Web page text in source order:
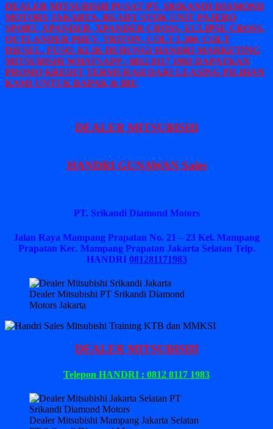
DEALER MITSUBISHI PUSAT PT. SRIKANDI DIAMOND
MOTORS JAKARTA. READY STOK UNIT PAJERO
SPORT, XPANDER, XPANDER CROSS, ECLIPSE CROSS,
OUTLANDER PHEV, TRITON, COLT L300, COLT
DIESEL, FUSO. KLIK HUBUNGI HANDRI MARKETING
MITSUBISHI WHATSAPP : 0812 8117 1983 DAPATKAN
PROMO KREDIT TERMURAH DARI LEASING PILIHAN
KAMI UNTUK BAPAK & IBU
DEALER MITSUBISHI
HANDRI GUNAWAN Sales
PT. Srikandi Diamond Motors
Jalan Raya Mampang Prapatan No. 21 – 23 Kel. Mampang
Prapatan Kec. Mampang Prapatan Jakarta Selatan Telp.
HANDRI 081281171983
Dealer Mitsubishi PT Srikandi Diamond
Motors Jakarta
DEALER MITSUBISHI
Telepon HANDRI : 0812 8117 1983
Dealer Mitsubishi Mampang Jakarta Selatan